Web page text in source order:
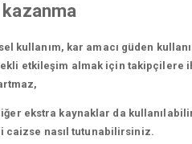
kullanım, kar amacı güden
etkileşim almak için takipçilere
ekstra kaynaklar da
caizse nasıl tutunabilirsiniz.